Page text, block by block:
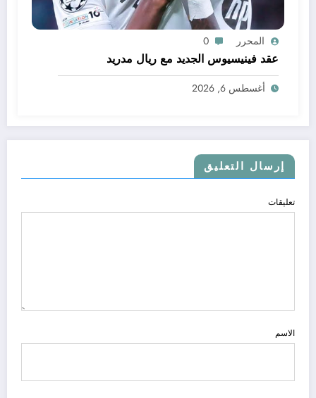
المحرر 0
عقد فينيسيوس الجديد مع ريال مدريد
أغسطس 6, 2026
إرسال التعليق
تعليقات
الاسم